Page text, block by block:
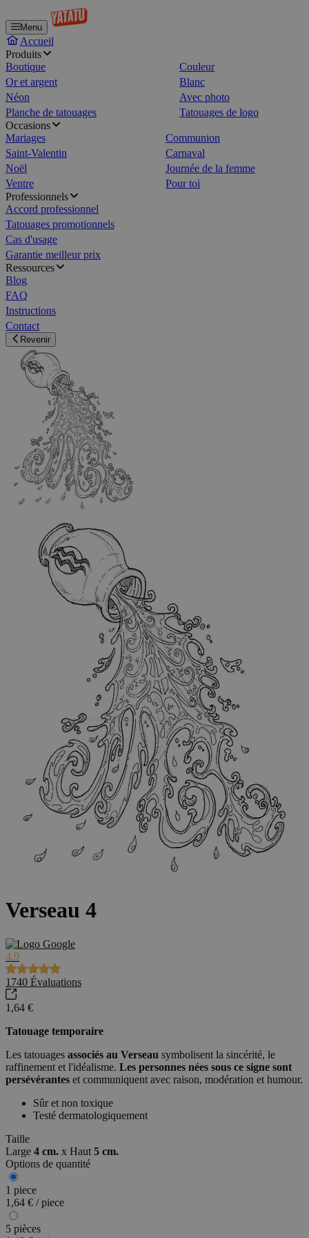
Menu
Accueil
Produits
Boutique
Couleur
Or et argent
Blanc
Néon
Avec photo
Planche de tatouages
Tatouages de logo
Occasions
Mariages
Communion
Saint-Valentin
Carnaval
Noël
Journée de la femme
Ventre
Pour toi
Professionnels
Accord professionnel
Tatouages promotionnels
Cas d'usage
Garantie meilleur prix
Ressources
Blog
FAQ
Instructions
Contact
Revenir
Verseau 4
4.9
1740 Évaluations
1,64 €
Tatouage temporaire
Les tatouages associés au Verseau symbolisent la sincérité, le
raffinement et l'idéalisme. Les personnes nées sous ce signe sont
persévérantes et communiquent avec raison, modération et humour.
Sûr et non toxique
Testé dermatologiquement
Taille
Large 4 cm. x Haut 5 cm.
Options de quantité
1 piece
1,64 € / piece
5 pièces